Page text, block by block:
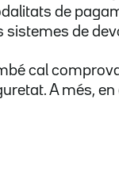
de
sistemes de
cal
A més,